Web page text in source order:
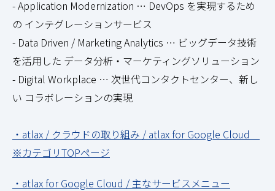
- Application Modernization … DevOps を実現するため
の インテグレーションサービス
- Data Driven / Marketing Analytics … ビッグデータ技術
を活用した データ分析・マーケティングソリューション
- Digital Workplace … 次世代コンタクトセンター、新し
い コラボレーションの実現
・atlax / クラウドの取り組み / atlax for Google Cloud
※カテゴリTOPページ
・atlax for Google Cloud / 主なサービスメニュー